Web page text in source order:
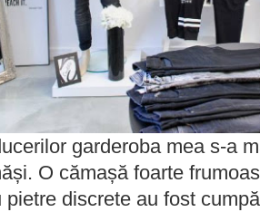
garderoba mea s-a
O cămașă foarte
pietre discrete au fost